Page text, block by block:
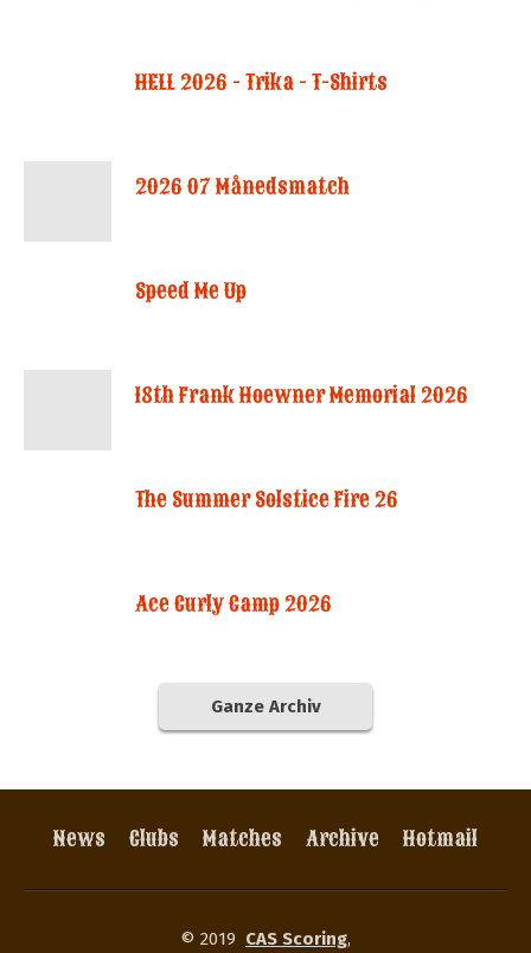
HELL 2026 - Trika - T-Shirts
2026 07 Månedsmatch
Speed Me Up
18th Frank Hoewner Memorial 2026
The Summer Solstice Fire 26
Ace Curly Camp 2026
Ganze Archiv
News Clubs Matches Archive Hotmail
© 2019 CAS Scoring,